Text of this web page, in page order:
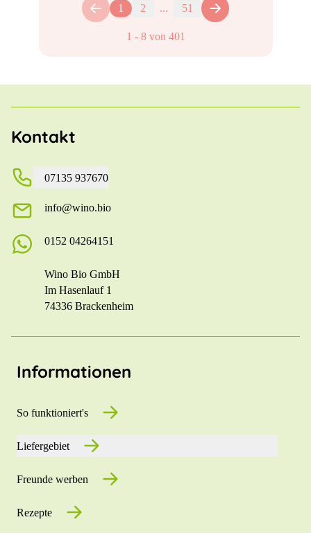
1 2 ... 51
1 - 8von 401
Kontakt
07135 937670
info@wino.bio
0152 04264151
Wino Bio GmbH
Im Hasenlauf 1
74336 Brackenheim
Informationen
So funktioniert's
Liefergebiet
Freunde werben
Rezepte